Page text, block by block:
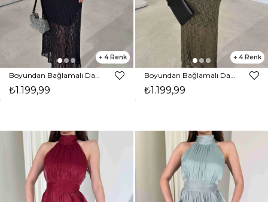
4
Boyundan Bağlamalı Dantelli Midi Boy Siyah Kavroni Kadın Elbise 26Y267
₺1.199,99
4
Boyundan Bağlamalı Dantelli Midi Boy Haki Kavroni Kadın Elbise 26Y267
₺1.199,99